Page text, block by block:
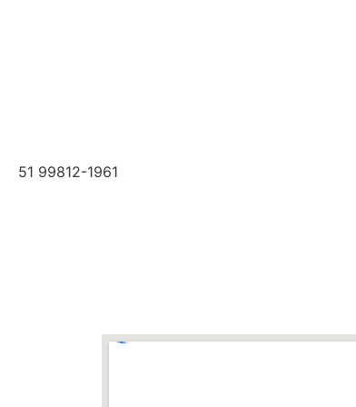
51 99812-1961